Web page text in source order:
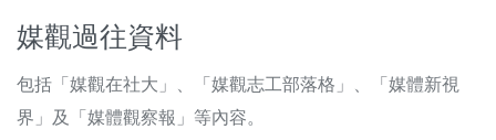
最新消息
媒觀過往資料
包括「媒觀在社大」、「媒觀志工部落格」、「媒體新視
界」及「媒體觀察報」等內容。